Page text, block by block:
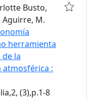
Busto,
Aguirre, M.
herramienta
de la
:
(3),p.1-8